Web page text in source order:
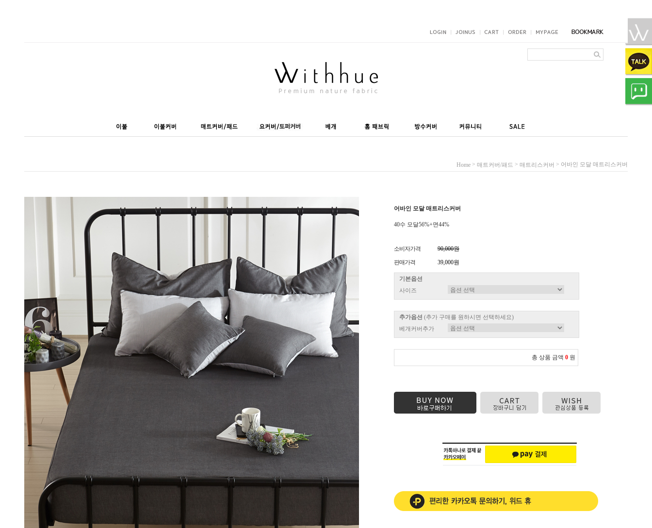
Home > 매트커버/패드 > 매트리스커버 > 어바인 모달 매트리스커버
어바인 모달 매트리스커버
40수 모달56%+면44%
소비자가격
90,000원
판매가격
39,000원
기본옵션
사이즈
추가옵션 (추가 구매를 원하시면 선택하세요)
베개커버추가
총 상품 금액 0 원